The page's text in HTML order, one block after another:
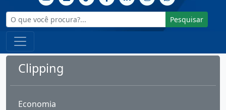
Pesquisar
Clipping
Economia